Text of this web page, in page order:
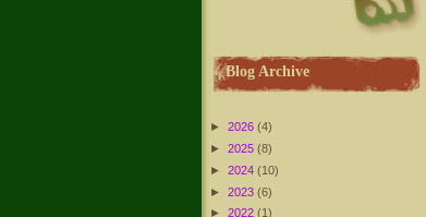
Blog Archive
► 2026 (4)
► 2025 (8)
► 2024 (10)
► 2023 (6)
► 2022 (1)